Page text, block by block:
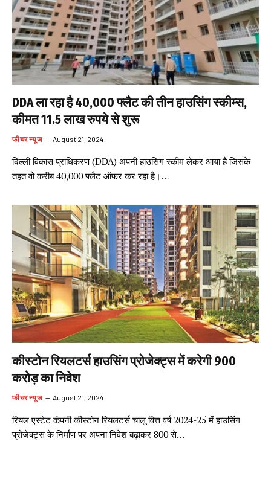
DDA ला रहा है 40,000 फ्लैट की तीन हाउसिंग स्कीम्स,
कीमत 11.5 लाख रुपये से शुरू
फीचर न्यूज August 21, 2024
दिल्ली विकास प्राधिकरण (DDA) अपनी हाउसिंग स्कीम लेकर आया है जिसके
तहत वो करीब 40,000 फ्लैट ऑफर कर रहा है।…
कीस्टोन रियलटर्स हाउसिंग प्रोजेक्ट्स में करेगी 900
करोड़ का निवेश
फीचर न्यूज August 21, 2024
रियल एस्टेट कंपनी कीस्टोन रियलटर्स चालू वित्त वर्ष 2024-25 में हाउसिंग
प्रोजेक्ट्स के निर्माण पर अपना निवेश बढ़ाकर 800 से…